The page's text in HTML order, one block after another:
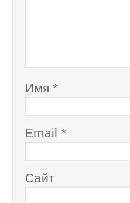
Имя *
Email *
Сайт